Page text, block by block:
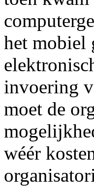
het mobiel
invoering
moet de
wéér